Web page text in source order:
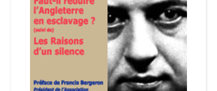
Panier
Politique de confidentialité et cookies
Qui sommes-nous ?
Suivi de la Commande